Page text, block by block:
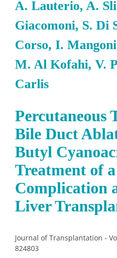
A. Lauterio, A.
Giacomoni, S. Di
Corso, I.
M. Al Kofahi, V.
Carlis
Percutaneous
Bile Duct
Butyl
Treatment of
Complication
Liver
Journal of Transplantation -
824803